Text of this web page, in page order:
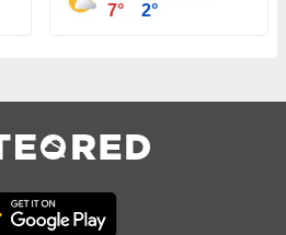
7° 2°